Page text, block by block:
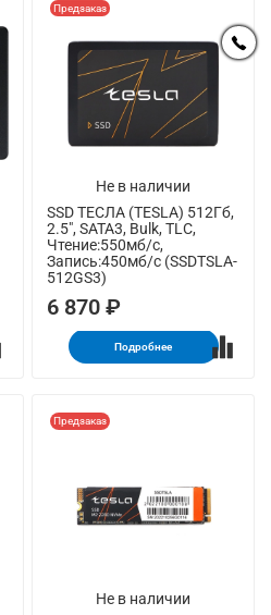
Не в наличии
Предзаказ
SSD ТЕСЛА (TESLA) 512Гб,
2.5", SATA3, Bulk, TLC,
Чтение:550мб/с,
Запись:450мб/с (SSDTSLA-
512GS3)
6 870 ₽
Подробнее
Не в наличии
Предзаказ